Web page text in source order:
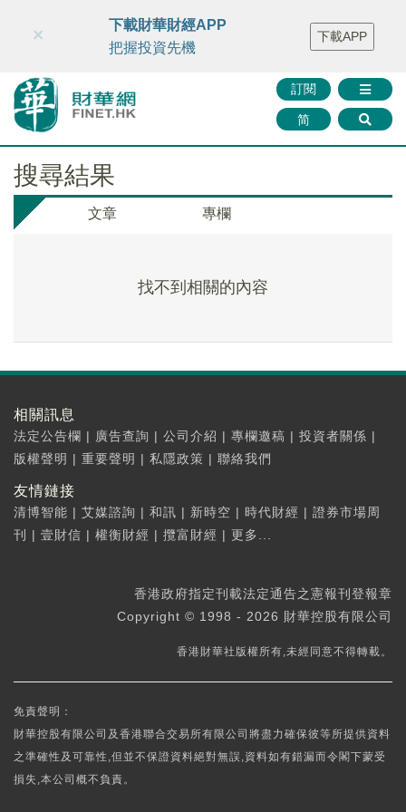
財華智庫網 FINTV FINMETA 財華證券 媒體矩陣
智庫沙龍
聯絡我們
訂閱
简
×
下載財華財經APP
把握投資先機
下載APP
搜尋結果
文章 專欄
找不到相關的內容
相關訊息
法定公告欄 | 廣告查詢 | 公司介紹 | 專欄邀稿 | 投資者關係 |
版權聲明 | 重要聲明 | 私隱政策 | 聯絡我們
友情鏈接
清博智能 | 艾媒諮詢 | 和訊 | 新時空 | 時代財經 | 證券市場周
刊
| 壹財信 | 權衡財經 | 攬富財經 | 更多...
香港政府指定刊載法定通告之憲報刊登報章
Copyright © 1998 - 2026 財華控股有限公司
香港財華社版權所有,未經同意不得轉載。
免責聲明：
財華控股有限公司及香港聯合交易所有限公司將盡力確保彼等所提供資料
之準確性及可靠性,但並不保證資料絕對無誤,資料如有錯漏而令閣下蒙受
損失,本公司概不負責。